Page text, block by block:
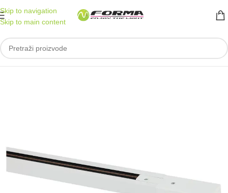
Skip to navigation
Skip to main content